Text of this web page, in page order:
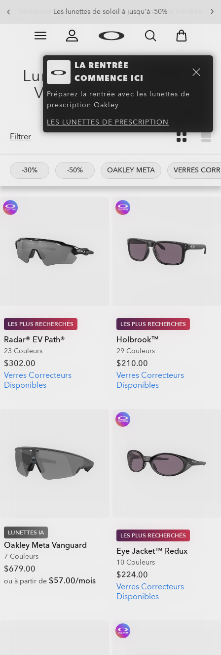
Les lunettes de soleil à jusqu'à -50%
Slide 3 of 4. Les lunettes de soleil à jusqu'à -50%
LA RENTRÉE
COMMENCE ICI
Préparez la rentrée avec les lunettes de
prescription Oakley
LES LUNETTES DE PRESCRIPTION
Lunettes de Soleil avec
Verres Avancés (328)
Filtrer
-30% -50% OAKLEY META VERRES
LES PLUS RECHERCHÉS
Radar® EV Path®
23 Couleurs
$302.00
Verres Correcteurs
Disponibles
LES PLUS RECHERCHÉS
Holbrook™
29 Couleurs
$210.00
Verres Correcteurs
Disponibles
LUNETTES IA
Oakley Meta Vanguard
7 Couleurs
$679.00
ou à partir de $57.00/mois
LES PLUS RECHERCHÉS
Eye Jacket™ Redux
10 Couleurs
$224.00
Verres Correcteurs
Disponibles